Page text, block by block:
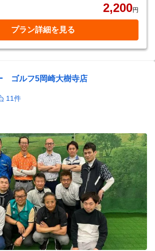
2,200円
プラン詳細を見る
ゴルフ5岡崎大樹寺店
11件